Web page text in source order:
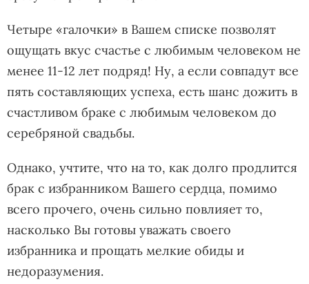
Четыре «галочки» в Вашем списке позволят
ощущать вкус счастье с любимым человеком не
менее 11-12 лет подряд! Ну, а если совпадут все
пять составляющих успеха, есть шанс дожить в
счастливом браке с любимым человеком до
серебряной свадьбы.
Однако, учтите, что на то, как долго продлится
брак с избранником Вашего сердца, помимо
всего прочего, очень сильно повлияет то,
насколько Вы готовы уважать своего
избранника и прощать мелкие обиды и
недоразумения.